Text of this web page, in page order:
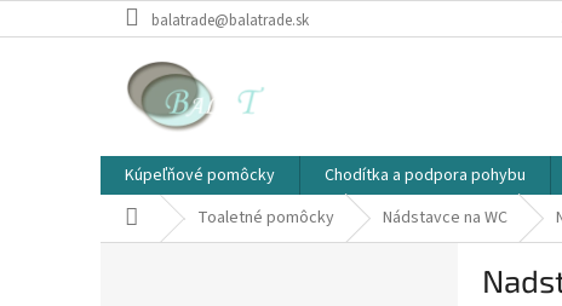
na
balatrade@balatrade.sk
Kúpeľňové pomôcky Chodítka a podpora pohybu
Domov Toaletné pomôcky Nádstavce na WC